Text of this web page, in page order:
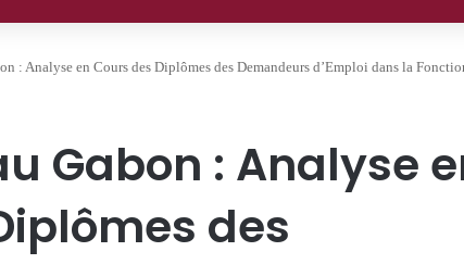
: Analyse en Cours des Diplômes des Demandeurs d’Emploi dans la
Gabon : Analyse
des